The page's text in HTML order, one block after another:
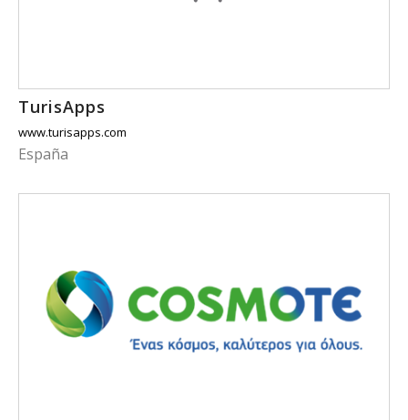
TurisApps
www.turisapps.com
España